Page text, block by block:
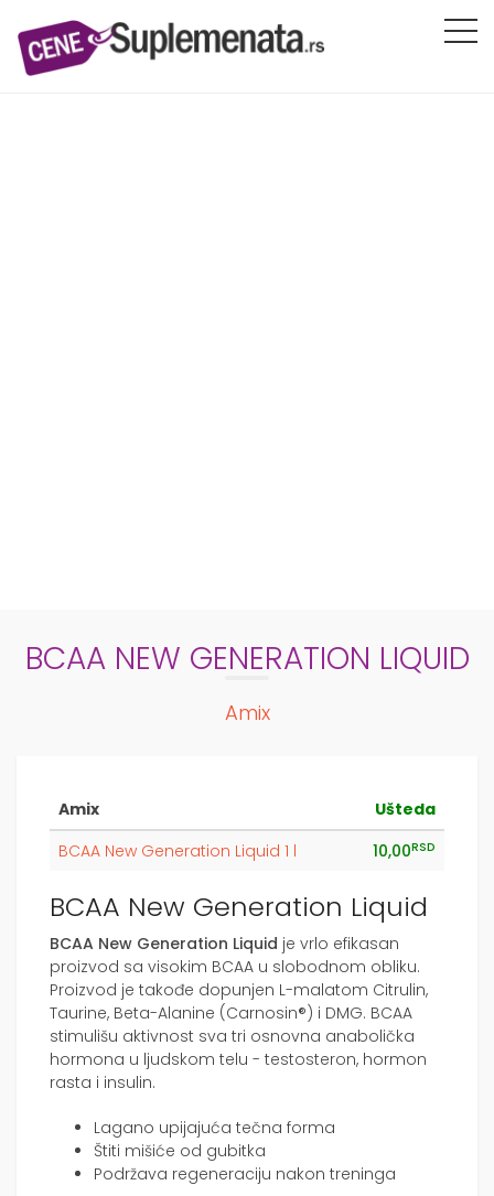
BCAA NEW GENERATION LIQUID
Amix
Amix
Ušteda
BCAA New Generation Liquid 1 l
10,00RSD
BCAA New Generation Liquid
BCAA New Generation Liquid je vrlo efikasan
proizvod sa visokim BCAA u slobodnom obliku.
Proizvod je takođe dopunjen L-malatom Citrulin,
Taurine, Beta-Alanine (Carnosin®) i DMG. BCAA
stimulišu aktivnost sva tri osnovna anabolička
hormona u ljudskom telu - testosteron, hormon
rasta i insulin.
Lagano upijajuća tečna forma
Štiti mišiće od gubitka
Podržava regeneraciju nakon treninga